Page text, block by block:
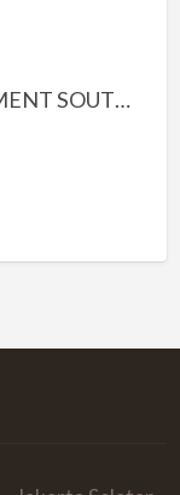
SERVICE APARTMENT SOUTH RESIDENCE